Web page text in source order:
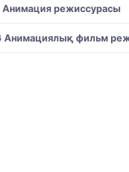
Анимация режиссурасы
Анимациялық фильм